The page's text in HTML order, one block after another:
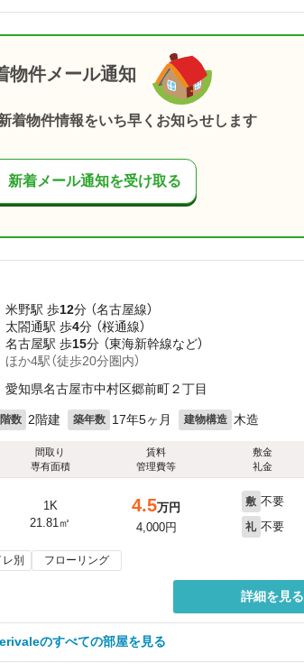
物件メール通知
着物件情報をいち早くお知らせします
新着メール通知を受け取る
米野駅 歩12分 （名古屋線）
太閤通駅 歩4分 （桜通線）
名古屋駅 歩15分 （東海新幹線など）
ほか4駅（徒歩20分圏内）
愛知県名古屋市中村区郷前町２丁目
数 2階建 築年数 17年5ヶ月 建物構造 木造
間取り
専有面積
賃料
管理費等
敷金
礼金
1K
21.81㎡
4.5万円
4,000円
敷 不要
礼 不要
別 フローリング
詳細を見る
のすべての部屋を見る